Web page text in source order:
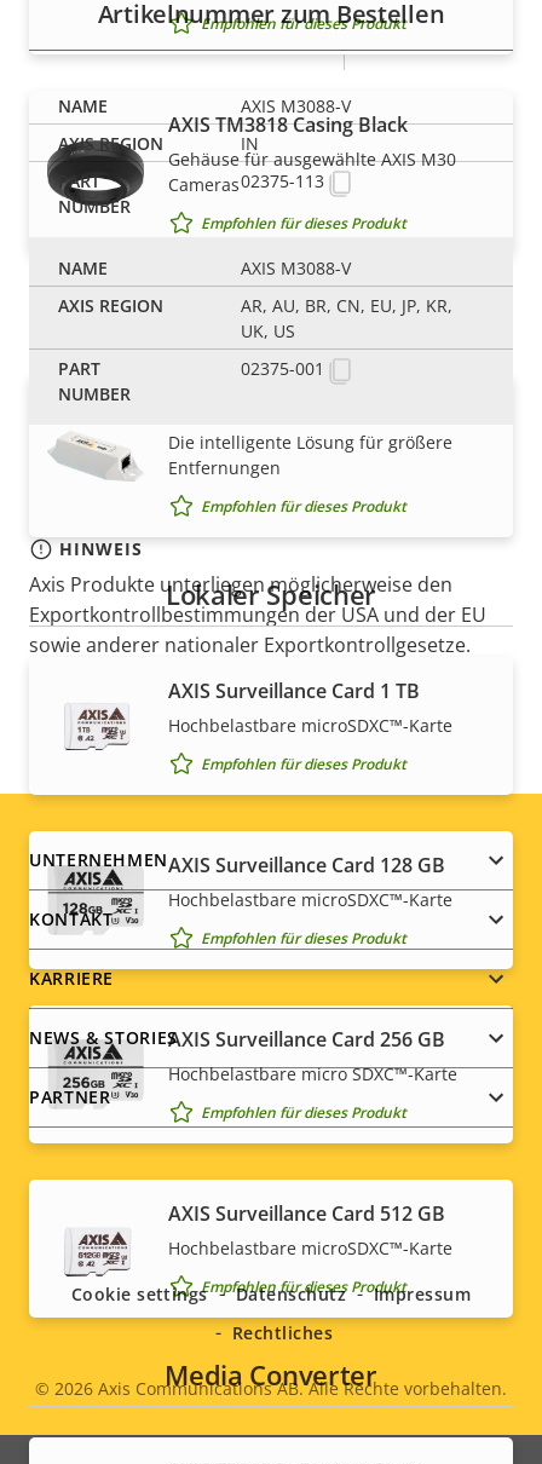
Nachhaltigkeit
free, PVC
Empfohlen für dieses Produkt
AXIS TM3818 Casing Black
Gehäuse für ausgewählte AXIS M30
Cameras
Empfohlen für dieses Produkt
Kabel und Steckverbinder
Die intelligente Lösung für größere
Entfernungen
Empfohlen für dieses Produkt
Lokaler Speicher
AXIS Surveillance Card 1 TB
Hochbelastbare microSDXC™-Karte
Empfohlen für dieses Produkt
AXIS Surveillance Card 128 GB
Hochbelastbare microSDXC™-Karte
Empfohlen für dieses Produkt
AXIS Surveillance Card 256 GB
Hochbelastbare micro SDXC™-Karte
Empfohlen für dieses Produkt
AXIS Surveillance Card 512 GB
Hochbelastbare microSDXC™-Karte
Empfohlen für dieses Produkt
Media Converter
Artikelnummer zum Bestellen
AXIS M3088-V
IN
02375-113
AXIS M3088-V
AR, AU, BR, CN, EU, JP, KR,
UK, US
02375-001
HINWEIS
Axis Produkte unterliegen möglicherweise den
Exportkontrollbestimmungen der USA und der EU
sowie anderer nationaler Exportkontrollgesetze.
Export für Ihr Produkt.
Footer
menu
UNTERNEHMEN
KONTAKT
KARRIERE
NEWS & STORIES
PARTNER
Social
menu
Legal
© 2026 Axis Communications AB. Alle Rechte vorbehalten.
Cookie settings Datenschutz
Impressum
Rechtliches